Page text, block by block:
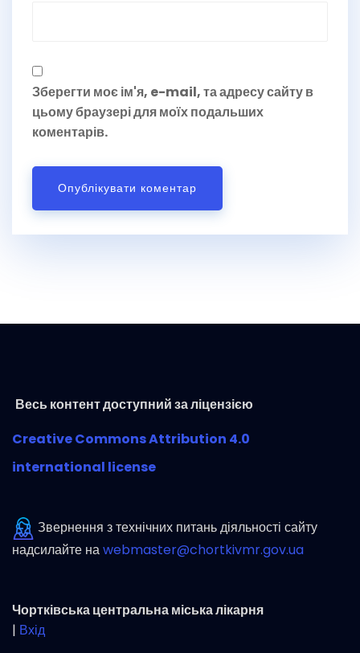
Зберегти моє ім'я, e-mail, та адресу сайту в
цьому браузері для моїх подальших
коментарів.
Весь контент доступний за ліцензією
Creative Commons Attribution 4.0
international license
Звернення з технічних питань діяльності сайту
надсилайте наwebmaster@chortkivmr.gov.ua
Чортківська центральна міська лікарня
| Вхід